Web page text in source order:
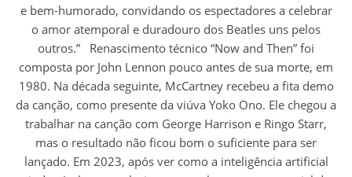
e bem-humorado, convidando os espectadores a celebrar
o amor atemporal e duradouro dos Beatles uns pelos
outros.” Renascimento técnico “Now and Then” foi
composta por John Lennon pouco antes de sua morte, em
1980. Na década seguinte, McCartney recebeu a fita demo
da canção, como presente da viúva Yoko Ono. Ele chegou a
trabalhar na canção com George Harrison e Ringo Starr,
mas o resultado não ficou bom o suficiente para ser
lançado. Em 2023, após ver como a inteligência artificial